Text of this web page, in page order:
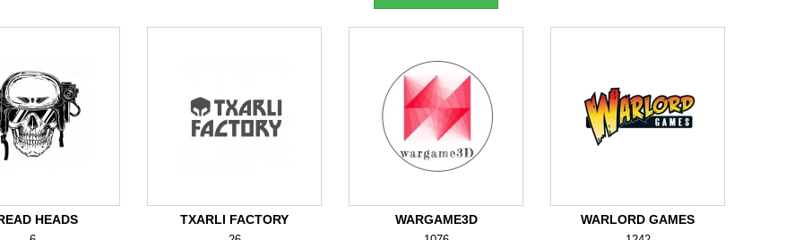
HEADS TXARLI FACTORY WARGAME3D WARLORD GAMES